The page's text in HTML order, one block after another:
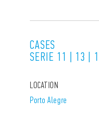
CASES
SERIE 11 | 13 |
LOCATION
Porto Alegre